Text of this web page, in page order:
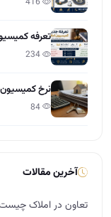
تعرفه
نرخ کمیسیون
آخرین مقالات
تعاون در املاک